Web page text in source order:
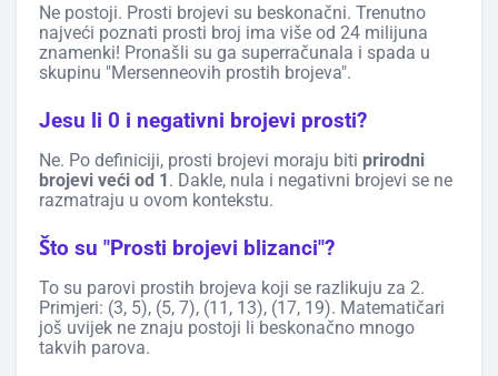
Ne postoji. Prosti brojevi su beskonačni. Trenutno
najveći poznati prosti broj ima više od 24 milijuna
znamenki! Pronašli su ga superračunala i spada u
skupinu "Mersenneovih prostih brojeva".
Jesu li 0 i negativni brojevi prosti?
Ne. Po definiciji, prosti brojevi moraju biti prirodni
brojevi veći od 1. Dakle, nula i negativni brojevi se ne
razmatraju u ovom kontekstu.
Što su "Prosti brojevi blizanci"?
To su parovi prostih brojeva koji se razlikuju za 2.
Primjeri: (3, 5), (5, 7), (11, 13), (17, 19). Matematičari
još uvijek ne znaju postoji li beskonačno mnogo
takvih parova.